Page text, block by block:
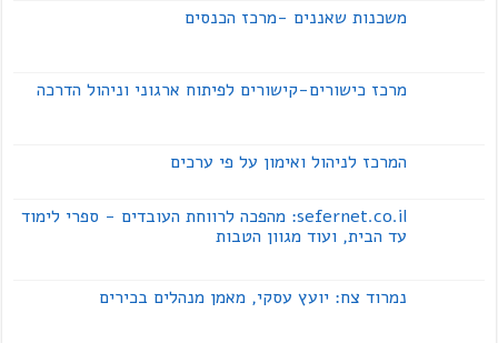
משכנות שאננים -מרכז הכנסים
מרכז כישורים-קישורים לפיתוח ארגוני וניהול הדרכה
המרכז לניהול ואימון על פי ערכים
sefernet.co.il: מהפכה לרווחת העובדים - ספרי לימוד
עד הבית, ועוד מגוון הטבות
נמרוד צח: יועץ עסקי, מאמן מנהלים בכירים